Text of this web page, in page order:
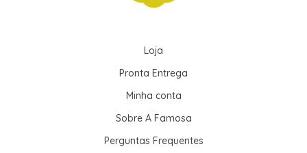
Loja
Pronta Entrega
Minha conta
Sobre A Famosa
Perguntas Frequentes